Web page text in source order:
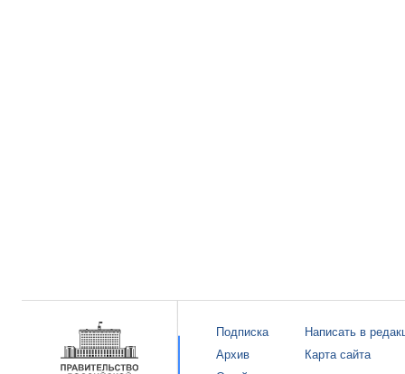
Подписка
Архив
Написать в
Карта сайта